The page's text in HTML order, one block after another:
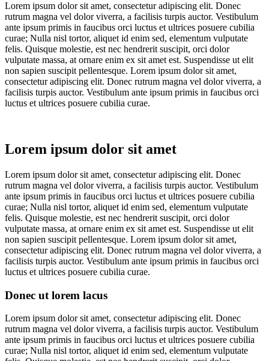
Lorem ipsum dolor sit amet, consectetur adipiscing elit. Donec
rutrum magna vel dolor viverra, a facilisis turpis auctor. Vestibulum
ante ipsum primis in faucibus orci luctus et ultrices posuere cubilia
curae; Nulla nisl tortor, aliquet id enim sed, elementum vulputate
felis. Quisque molestie, est nec hendrerit suscipit, orci dolor
vulputate massa, at ornare enim ex sit amet est. Suspendisse ut elit
non sapien suscipit pellentesque. Lorem ipsum dolor sit amet,
consectetur adipiscing elit. Donec rutrum magna vel dolor viverra, a
facilisis turpis auctor. Vestibulum ante ipsum primis in faucibus orci
luctus et ultrices posuere cubilia curae.
Lorem ipsum dolor sit amet
Lorem ipsum dolor sit amet, consectetur adipiscing elit. Donec
rutrum magna vel dolor viverra, a facilisis turpis auctor. Vestibulum
ante ipsum primis in faucibus orci luctus et ultrices posuere cubilia
curae; Nulla nisl tortor, aliquet id enim sed, elementum vulputate
felis. Quisque molestie, est nec hendrerit suscipit, orci dolor
vulputate massa, at ornare enim ex sit amet est. Suspendisse ut elit
non sapien suscipit pellentesque. Lorem ipsum dolor sit amet,
consectetur adipiscing elit. Donec rutrum magna vel dolor viverra, a
facilisis turpis auctor. Vestibulum ante ipsum primis in faucibus orci
luctus et ultrices posuere cubilia curae.
Donec ut lorem lacus
Lorem ipsum dolor sit amet, consectetur adipiscing elit. Donec
rutrum magna vel dolor viverra, a facilisis turpis auctor. Vestibulum
ante ipsum primis in faucibus orci luctus et ultrices posuere cubilia
curae; Nulla nisl tortor, aliquet id enim sed, elementum vulputate